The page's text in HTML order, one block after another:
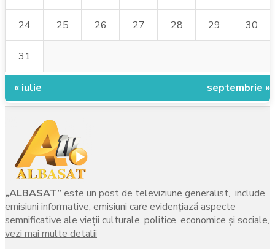
24 25 26 27 28 29 30
31
« iulie septembrie »
„ALBASAT” este un post de televiziune generalist, include
emisiuni informative, emisiuni care evidenţiază aspecte
semnificative ale vieţii culturale, politice, economice şi sociale,
vezi mai multe detalii